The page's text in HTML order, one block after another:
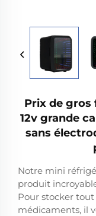
Prix de
12v grande
sans
Notre mini
produit
Pour stocker tout
médicaments, il